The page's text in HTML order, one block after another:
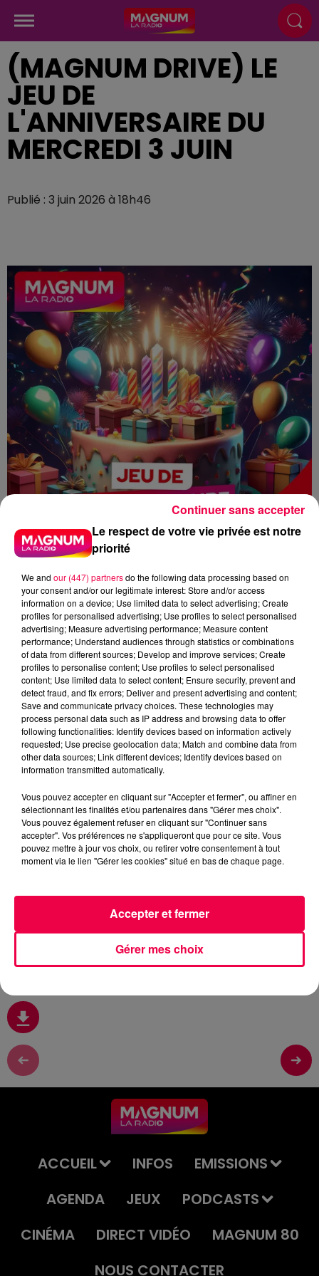
(MAGNUM DRIVE) LE
JEU DE
L'ANNIVERSAIRE DU
MERCREDI 3 JUIN
Publié : 3 juin 2026 à 18h46
MAGNUM LA RADIO
MAGNUM DRIVE
LE JEU DE L'ANNIVERSAIRE
VOSGES
DOUNOUX
NATHAN SLAMA
(MAGNUM DRIVE) Le jeu de l'anniversaire du
Mercredi 3 Juin
0:00 2 min 45 sec
3 juin 2026 - 2 min 45 sec
DU MERCREDI 3 JUIN
(MAGNUM DRIVE) Le jeu de l'anniversaire du Mercredi
3 Juin
ACCUEIL INFOS
EMISSIONS
AGENDA
JEUX
PODCASTS
CINÉMA
DIRECT VIDÉO
MAGNUM 80
NOUS CONTACTER
Le respect de votre vie privée est notre
priorité
We and our (447) partnersdo the following data processing based on
your consent and/or our legitimate interest: Store and/or access
information on a device; Use limited data to select advertising; Create
profiles for personalised advertising; Use profiles to select personalised
advertising; Measure advertising performance; Measure content
performance; Understand audiences through statistics or combinations
of data from different sources; Develop and improve services; Create
profiles to personalise content; Use profiles to select personalised
content; Use limited data to select content; Ensure security, prevent and
detect fraud, and fix errors; Deliver and present advertising and content;
Save and communicate privacy choices. These technologies may
process personal data such as IP address and browsing data to offer
following functionalities: Identify devices based on information actively
requested; Use precise geolocation data; Match and combine data from
other data sources; Link different devices; Identify devices based on
information transmitted automatically.
Vous pouvez accepter en cliquant sur "Accepter et fermer", ou affiner en
sélectionnant les finalités et/ou partenaires dans "Gérer mes choix".
Vous pouvez également refuser en cliquant sur "Continuer sans
accepter". Vos préférences ne s'appliqueront que pour ce site. Vous
pouvez mettre à jour vos choix, ou retirer votre consentement à tout
moment via le lien "Gérer les cookies" situé en bas de chaque page.
Gérer mes choix
Accepter et fermer
Continuer sans accepter